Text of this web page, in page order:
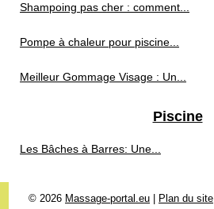
Shampoing pas cher : comment...
Pompe à chaleur pour piscine...
Meilleur Gommage Visage : Un...
Piscine
Les Bâches à Barres: Une...
© 2026 Massage-portal.eu Plan du site